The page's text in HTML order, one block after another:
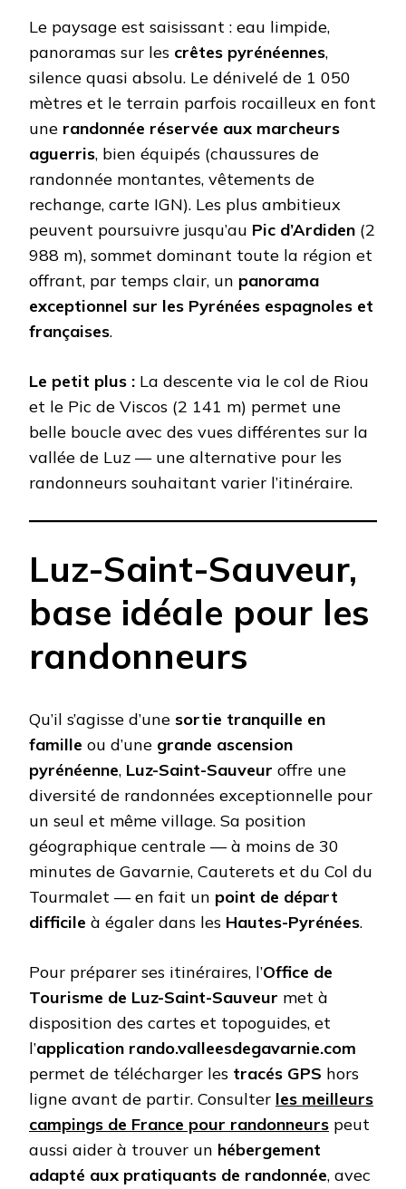
Le paysage est saisissant : eau limpide,
panoramas sur les crêtes pyrénéennes,
silence quasi absolu. Le dénivelé de 1 050
mètres et le terrain parfois rocailleux en font
une randonnée réservée aux marcheurs
aguerris, bien équipés (chaussures de
randonnée montantes, vêtements de
rechange, carte IGN). Les plus ambitieux
peuvent poursuivre jusqu’au Pic d’Ardiden (2
988 m), sommet dominant toute la région et
offrant, par temps clair, un panorama
exceptionnel sur les Pyrénées espagnoles et
françaises.
Le petit plus : La descente via le col de Riou
et le Pic de Viscos (2 141 m) permet une
belle boucle avec des vues différentes sur la
vallée de Luz — une alternative pour les
randonneurs souhaitant varier l’itinéraire.
Luz-Saint-Sauveur,
base idéale pour les
randonneurs
Qu’il s’agisse d’une sortie tranquille en
famille ou d’une grande ascension
pyrénéenne, Luz-Saint-Sauveur offre une
diversité de randonnées exceptionnelle pour
un seul et même village. Sa position
géographique centrale — à moins de 30
minutes de Gavarnie, Cauterets et du Col du
Tourmalet — en fait un point de départ
difficile à égaler dans les Hautes-Pyrénées.
Pour préparer ses itinéraires, l’Office de
Tourisme de Luz-Saint-Sauveur met à
disposition des cartes et topoguides, et
l’application rando.valleesdegavarnie.com
permet de télécharger les tracés GPS hors
ligne avant de partir. Consulter les meilleurs
campings de France pour randonneurs peut
aussi aider à trouver un hébergement
adapté aux pratiquants de randonnée, avec